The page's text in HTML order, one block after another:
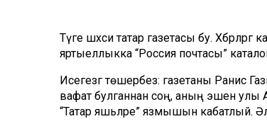
Тәүге шәхси татар газетасы бу.
яртыеллыкка “Россия почтасы”
Исегезгә төшерәбез: газетаны Ранис
вафат булганнан соң, аның эшен улы
“Татар яшьләре” язмышын кабатлый.